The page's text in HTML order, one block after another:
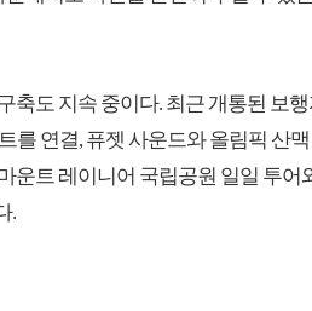
축도 지속 중이다. 최근 개통된 보
를 연결, 퓨젯 사운드와 올림픽 산
운트 레이니어 국립공원 일일 투어
.